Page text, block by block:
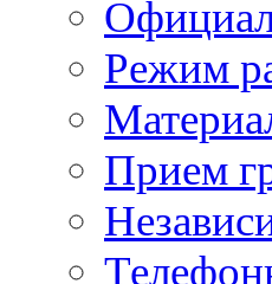
Режим
Прием